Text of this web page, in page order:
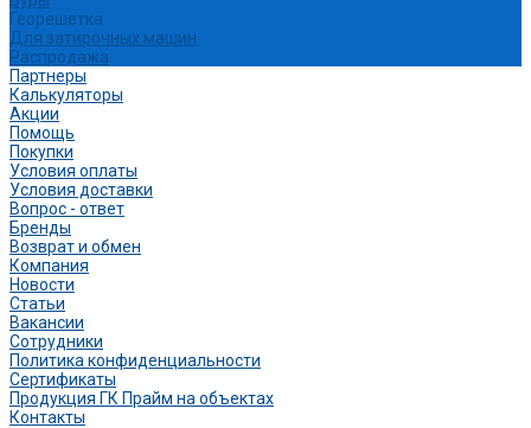
Георешетка
Для затирочных машин
Распродажа
Партнеры
Калькуляторы
Акции
Помощь
Покупки
Условия оплаты
Условия доставки
Вопрос - ответ
Бренды
Возврат и обмен
Компания
Новости
Статьи
Вакансии
Сотрудники
Политика конфиденциальности
Сертификаты
Продукция ГК Прайм на объектах
Контакты